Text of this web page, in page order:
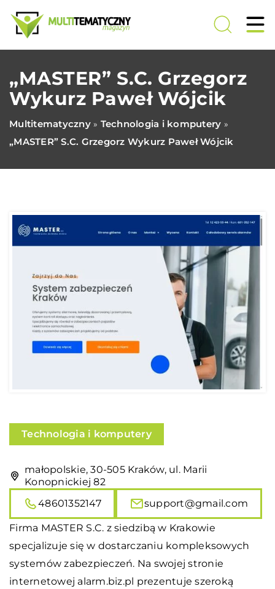
„MASTER” S.C. Grzegorz
Wykurz Paweł Wójcik
Multitematyczny» Technologia i komputery »
„MASTER” S.C. Grzegorz Wykurz Paweł Wójcik
Technologia i komputery
małopolskie, 30-505 Kraków, ul. Marii
Konopnickiej 82
48601352147
support@gmail.com
Firma MASTER S.C. z siedzibą w Krakowie
specjalizuje się w dostarczaniu kompleksowych
systemów zabezpieczeń. Na swojej stronie
internetowej alarm.biz.pl prezentuje szeroką